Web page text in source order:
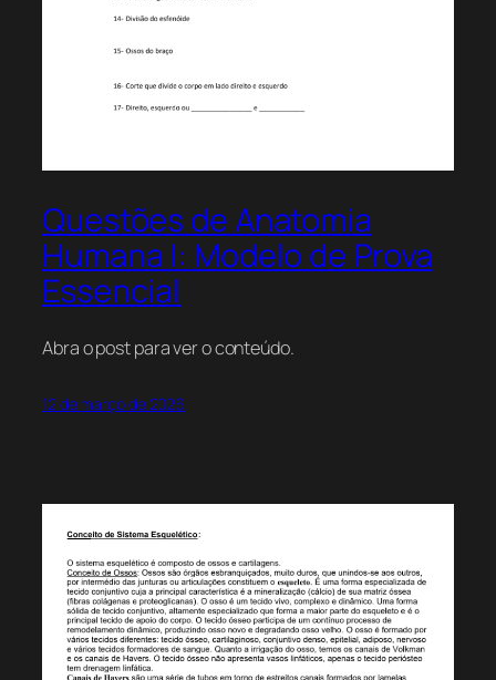
Questões de Anatomia
Humana I: Modelo de Prova
Essencial
Abra o post para ver o conteúdo.
12 de março de 2026